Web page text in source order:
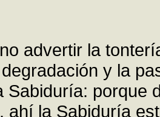
advertir la
y la
Sabiduría: porque
ahí la Sabiduría